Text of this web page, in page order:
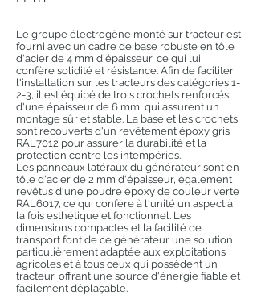
Le groupe électrogène monté sur tracteur est
fourni avec un cadre de base robuste en tôle
d'acier de 4 mm d'épaisseur, ce qui lui
confère solidité et résistance. Afin de faciliter
l'installation sur les tracteurs des catégories 1-
2-3, il est équipé de trois crochets renforcés
d'une épaisseur de 6 mm, qui assurent un
montage sûr et stable. La base et les crochets
sont recouverts d'un revêtement époxy gris
RAL7012 pour assurer la durabilité et la
protection contre les intempéries.
Les panneaux latéraux du générateur sont en
tôle d'acier de 2 mm d'épaisseur, également
revêtus d'une poudre époxy de couleur verte
RAL6017, ce qui confère à l'unité un aspect à
la fois esthétique et fonctionnel. Les
dimensions compactes et la facilité de
transport font de ce générateur une solution
particulièrement adaptée aux exploitations
agricoles et à tous ceux qui possèdent un
tracteur, offrant une source d'énergie fiable et
facilement déplaçable.